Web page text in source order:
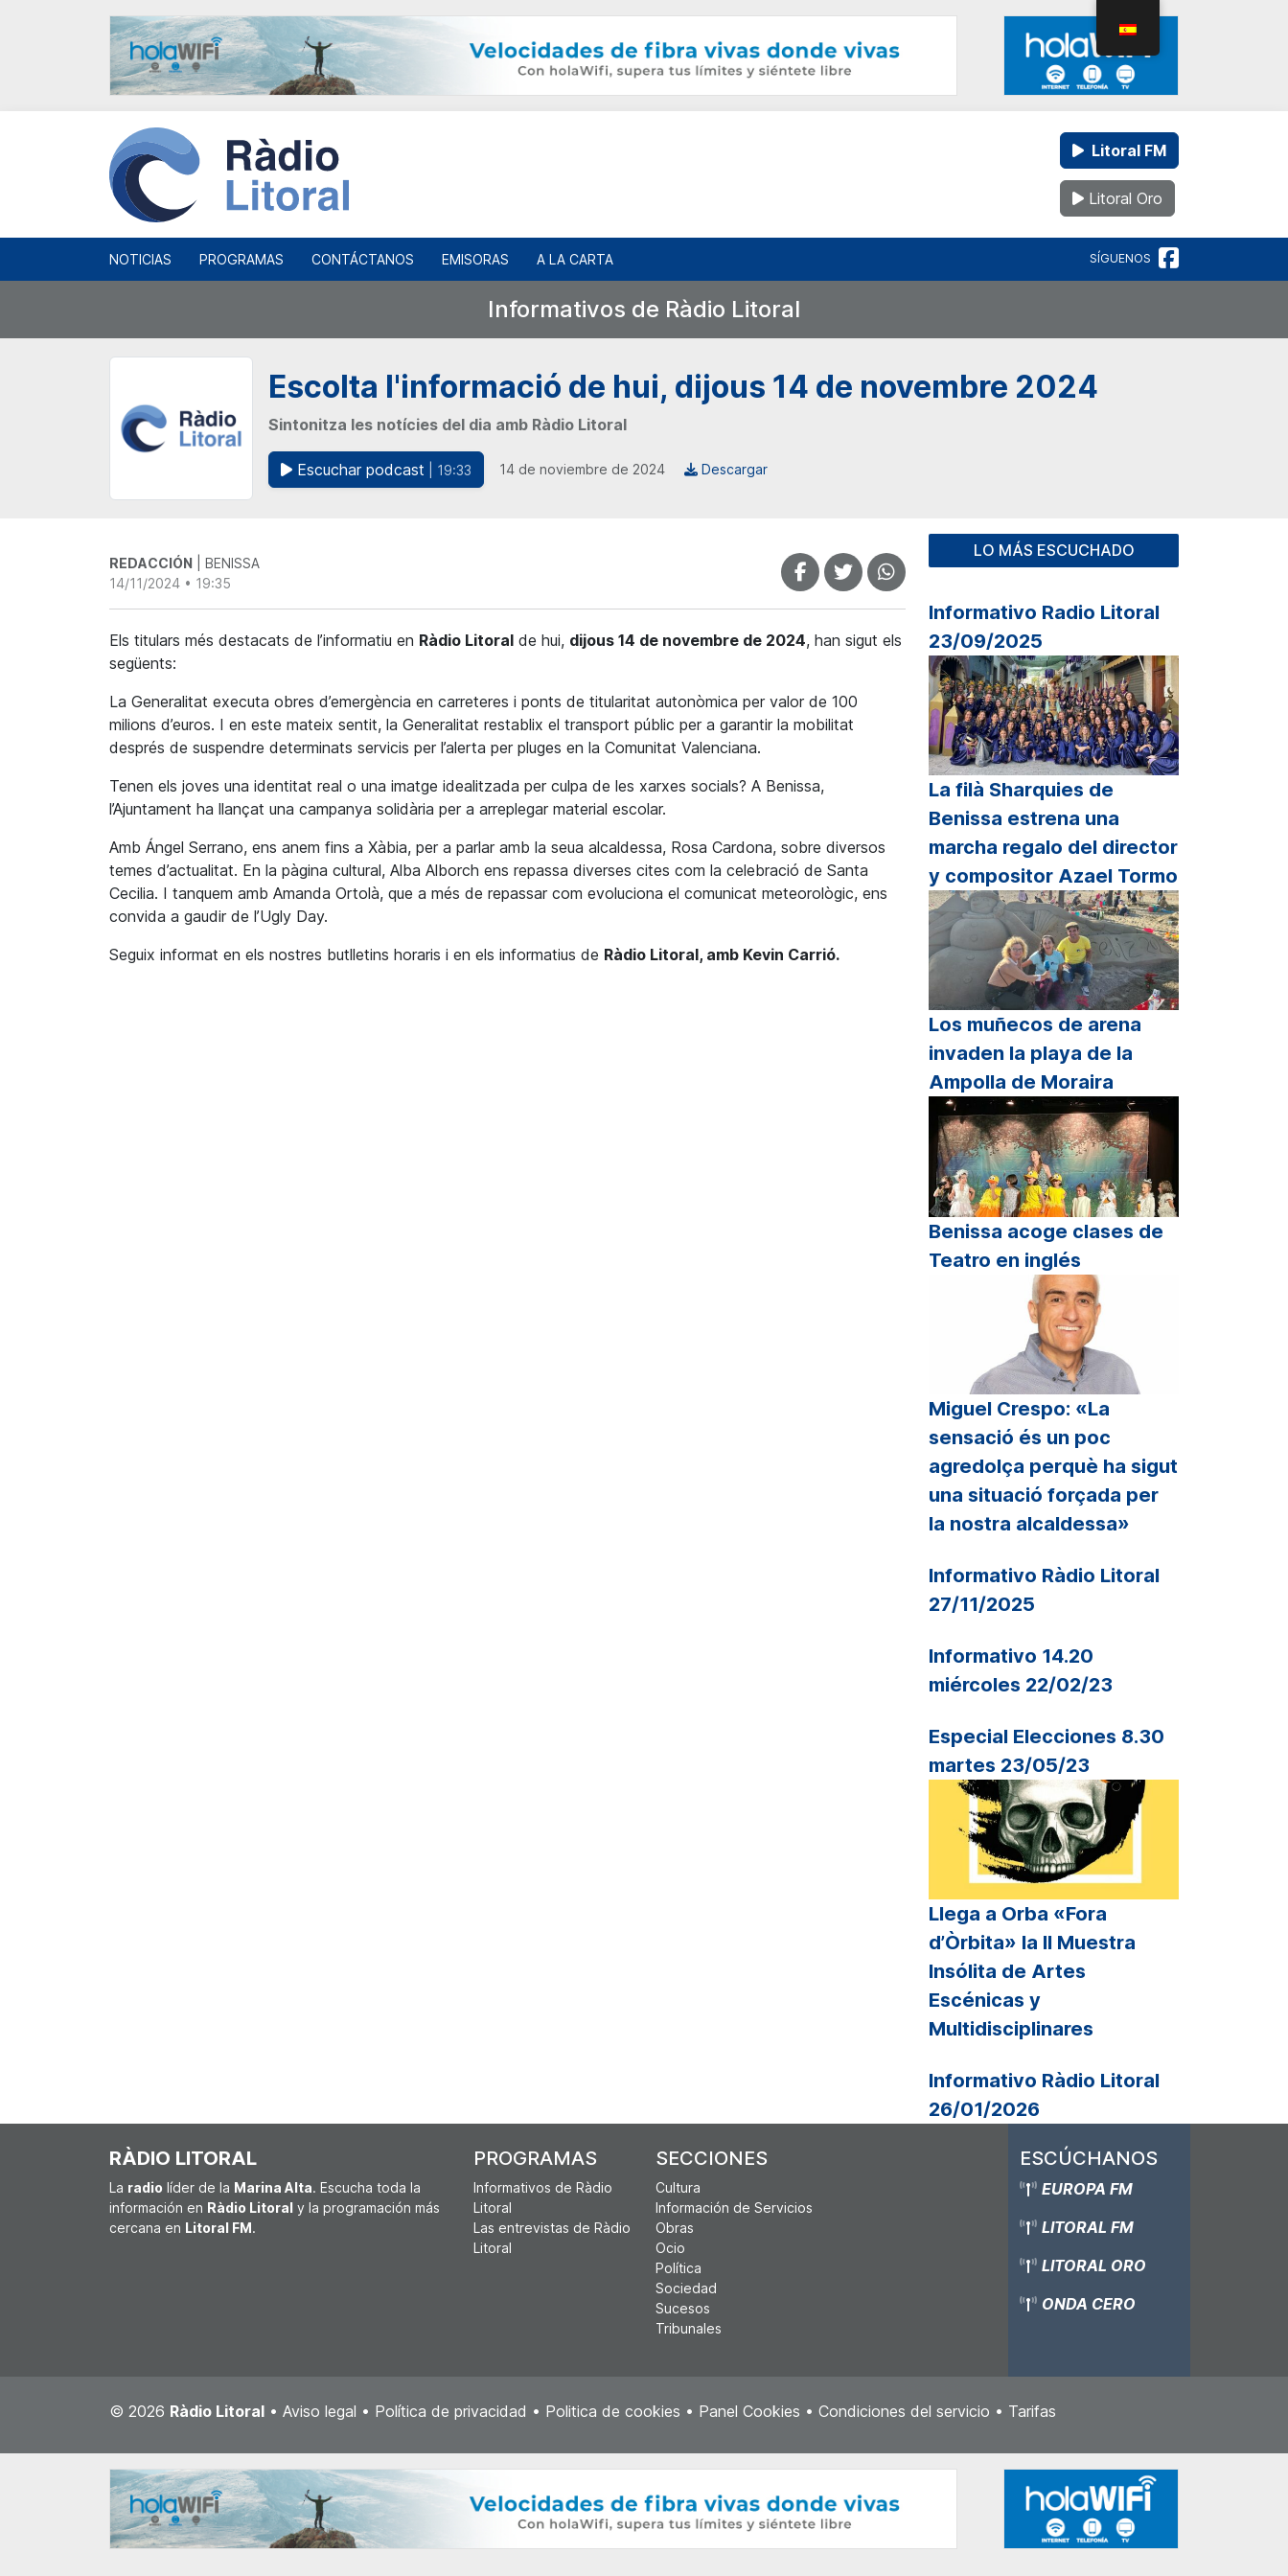
Litoral FM
Litoral Oro
NOTICIAS PROGRAMAS CONTÁCTANOS EMISORAS A LA CARTA SÍGUENOS
Informativos de Ràdio Litoral
Escolta l'informació de hui, dijous 14 de novembre 2024
Sintonitza les notícies del dia amb Ràdio Litoral
Escuchar podcast | 19:33 14 de noviembre de 2024 Descargar
REDACCIÓN | BENISSA
14/11/2024 • 19:35
Els titulars més destacats de l’informatiu en Ràdio Litoral de hui, dijous 14 de novembre de 2024, han sigut els
següents:
La Generalitat executa obres d’emergència en carreteres i ponts de titularitat autonòmica per valor de 100
milions d’euros. I en este mateix sentit, la Generalitat restablix el transport públic per a garantir la mobilitat
després de suspendre determinats servicis per l’alerta per pluges en la Comunitat Valenciana.
Tenen els joves una identitat real o una imatge idealitzada per culpa de les xarxes socials? A Benissa,
l’Ajuntament ha llançat una campanya solidària per a arreplegar material escolar.
Amb Ángel Serrano, ens anem fins a Xàbia, per a parlar amb la seua alcaldessa, Rosa Cardona, sobre diversos
temes d’actualitat. En la pàgina cultural, Alba Alborch ens repassa diverses cites com la celebració de Santa
Cecilia. I tanquem amb Amanda Ortolà, que a més de repassar com evoluciona el comunicat meteorològic, ens
convida a gaudir de l’Ugly Day.
Seguix informat en els nostres butlletins horaris i en els informatius de Ràdio Litoral, amb Kevin Carrió.
LO MÁS ESCUCHADO
Informativo Radio Litoral
23/09/2025
La filà Sharquies de
Benissa estrena una
marcha regalo del director
y compositor Azael Tormo
Los muñecos de arena
invaden la playa de la
Ampolla de Moraira
Benissa acoge clases de
Teatro en inglés
Miguel Crespo: «La
sensació és un poc
agredolça perquè ha sigut
una situació forçada per
la nostra alcaldessa»
Informativo Ràdio Litoral
27/11/2025
Informativo 14.20
miércoles 22/02/23
Especial Elecciones 8.30
martes 23/05/23
Llega a Orba «Fora
d’Òrbita» la II Muestra
Insólita de Artes
Escénicas y
Multidisciplinares
Informativo Ràdio Litoral
26/01/2026
RÀDIO LITORAL
La radio líder de la Marina Alta. Escucha toda la
información en Ràdio Litoral y la programación más
cercana en Litoral FM.
PROGRAMAS
Informativos de Ràdio
Litoral
Las entrevistas de Ràdio
Litoral
SECCIONES
Cultura
Información de Servicios
Obras
Ocio
Política
Sociedad
Sucesos
Tribunales
ESCÚCHANOS
EUROPA FM
LITORAL FM
LITORAL ORO
ONDA CERO
© 2026 Ràdio Litoral • Aviso legal • Política de privacidad • Politica de cookies • Panel Cookies • Condiciones del servicio • Tarifas